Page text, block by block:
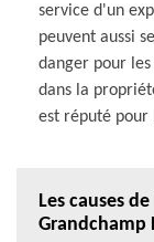
service d'un
peuvent aussi
danger pour
dans la
est réputé pour
Les causes
Grandchamp